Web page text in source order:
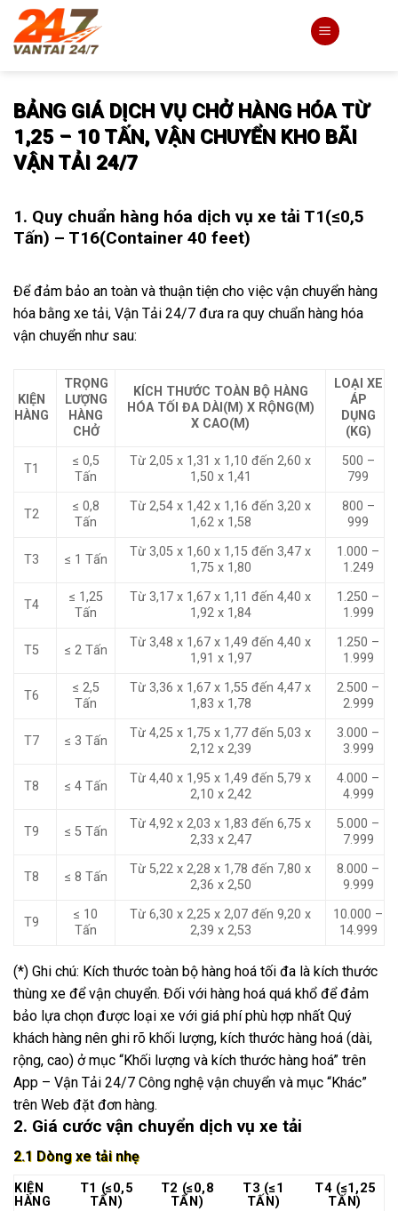
Skip
content
BẢNG GIÁ DỊCH VỤ CHỞ HÀNG HÓA TỪ
1,25 – 10 TẤN, VẬN CHUYỂN KHO BÃI
VẬN TẢI 24/7
1. Quy chuẩn hàng hóa dịch vụ xe tải T1(≤0,5
Tấn) – T16(Container 40 feet)
Để đảm bảo an toàn và thuận tiện cho việc vận chuyển hàng
hóa bằng xe tải, Vận Tải 24/7 đưa ra quy chuẩn hàng hóa
vận chuyển như sau:
KIỆN
HÀNG
TRỌNG
LƯỢNG
HÀNG
CHỞ
KÍCH THƯỚC TOÀN BỘ HÀNG
HÓA TỐI ĐA DÀI(M) X RỘNG(M)
X CAO(M)
LOẠI XE
ÁP
DỤNG
(KG)
T1
≤ 0,5
Tấn
Từ 2,05 x 1,31 x 1,10 đến 2,60 x
1,50 x 1,41
500 –
799
T2
≤ 0,8
Tấn
Từ 2,54 x 1,42 x 1,16 đến 3,20 x
1,62 x 1,58
800 –
999
T3 ≤ 1 Tấn
Từ 3,05 x 1,60 x 1,15 đến 3,47 x
1,75 x 1,80
1.000 –
1.249
T4
≤ 1,25
Tấn
Từ 3,17 x 1,67 x 1,11 đến 4,40 x
1,92 x 1,84
1.250 –
1.999
T5 ≤ 2 Tấn
Từ 3,48 x 1,67 x 1,49 đến 4,40 x
1,91 x 1,97
1.250 –
1.999
T6
≤ 2,5
Tấn
Từ 3,36 x 1,67 x 1,55 đến 4,47 x
1,83 x 1,78
2.500 –
2.999
T7 ≤ 3 Tấn
Từ 4,25 x 1,75 x 1,77 đến 5,03 x
2,12 x 2,39
3.000 –
3.999
T8 ≤ 4 Tấn
Từ 4,40 x 1,95 x 1,49 đến 5,79 x
2,10 x 2,42
4.000 –
4.999
T9 ≤ 5 Tấn
Từ 4,92 x 2,03 x 1,83 đến 6,75 x
2,33 x 2,47
5.000 –
7.999
T8 ≤ 8 Tấn
Từ 5,22 x 2,28 x 1,78 đến 7,80 x
2,36 x 2,50
8.000 –
9.999
T9
≤ 10
Tấn
Từ 6,30 x 2,25 x 2,07 đến 9,20 x
2,39 x 2,53
10.000 –
14.999
(*) Ghi chú: Kích thước toàn bộ hàng hoá tối đa là kích thước
thùng xe để vận chuyển. Đối với hàng hoá quá khổ để đảm
bảo lựa chọn được loại xe với giá phí phù hợp nhất Quý
khách hàng nên ghi rõ khối lượng, kích thước hàng hoá (dài,
rộng, cao) ở mục “Khối lượng và kích thước hàng hoá” trên
App – Vận Tải 24/7 Công nghệ vận chuyển và mục “Khác”
trên Web đặt đơn hàng.
2. Giá cước vận chuyển dịch vụ xe tải
2.1 Dòng xe tải nhẹ
KIỆN
HÀNG
T1 (≤0,5
TẤN)
T2 (≤0,8
TẤN)
T3 (≤1
TẤN)
T4 (≤1,25
TẤN)